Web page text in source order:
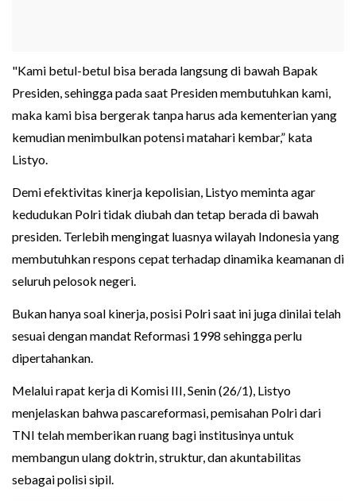
"Kami betul-betul bisa berada langsung di bawah Bapak
Presiden, sehingga pada saat Presiden membutuhkan kami,
maka kami bisa bergerak tanpa harus ada kementerian yang
kemudian menimbulkan potensi matahari kembar,” kata
Listyo.
Demi efektivitas kinerja kepolisian, Listyo meminta agar
kedudukan Polri tidak diubah dan tetap berada di bawah
presiden. Terlebih mengingat luasnya wilayah Indonesia yang
membutuhkan respons cepat terhadap dinamika keamanan di
seluruh pelosok negeri.
Bukan hanya soal kinerja, posisi Polri saat ini juga dinilai telah
sesuai dengan mandat Reformasi 1998 sehingga perlu
dipertahankan.
Melalui rapat kerja di Komisi III, Senin (26/1), Listyo
menjelaskan bahwa pascareformasi, pemisahan Polri dari
TNI telah memberikan ruang bagi institusinya untuk
membangun ulang doktrin, struktur, dan akuntabilitas
sebagai polisi sipil.